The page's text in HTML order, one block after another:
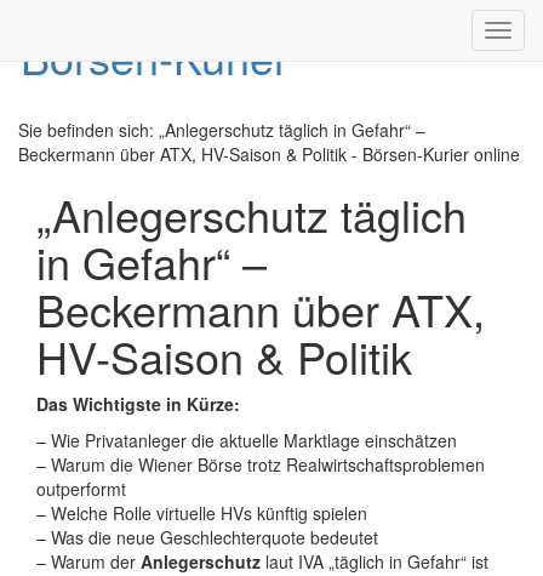
Sie befinden sich: „Anlegerschutz täglich in Gefahr“ –
Beckermann über ATX, HV-Saison & Politik - Börsen-Kurier online
„Anlegerschutz täglich
in Gefahr“ –
Beckermann über ATX,
HV-Saison & Politik
Das Wichtigste in Kürze:
– Wie Privatanleger die aktuelle Marktlage einschätzen
– Warum die Wiener Börse trotz Realwirtschaftsproblemen
outperformt
– Welche Rolle virtuelle HVs künftig spielen
– Was die neue Geschlechterquote bedeutet
– Warum der Anlegerschutz laut IVA „täglich in Gefahr“ ist